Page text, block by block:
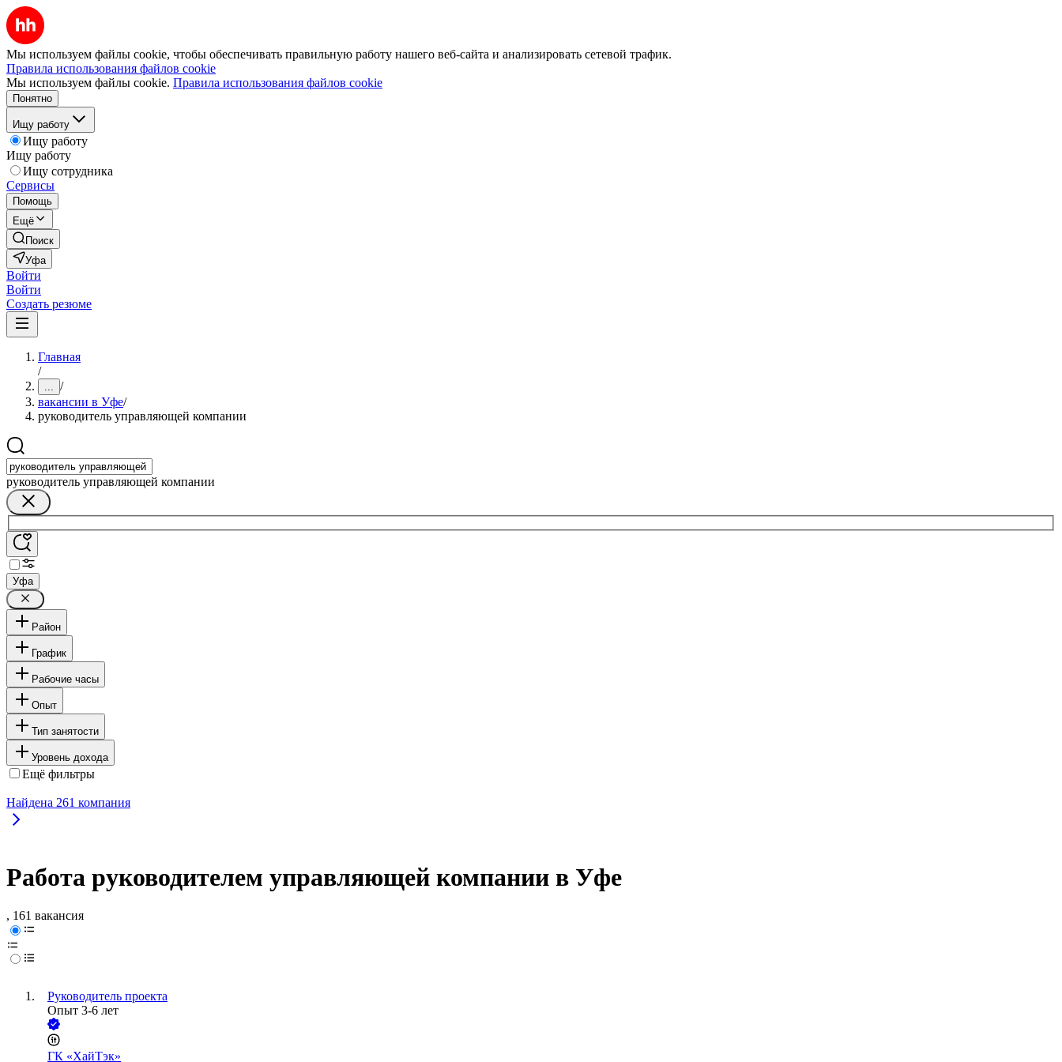
Мы используем файлы cookie, чтобы обеспечивать правильную работу нашего веб-сайта и анализировать сетевой трафик.
Правила использования файлов cookie
Мы используем файлы cookie. Правила использования файлов cookie
Понятно
Ищу работу
Ищу работу
Ищу работу
Ищу сотрудника
Сервисы
Помощь
Ещё
Поиск
Уфа
Войти
Войти
Создать резюме
Главная
/
... /
вакансии в Уфе/
руководитель управляющей компании
руководитель управляющей компании
Уфа
Район
График
Рабочие часы
Опыт
Тип занятости
Уровень дохода
Ещё фильтры
Найдена 261 компания
Работа руководителем управляющей компании в Уфе
, 161 вакансия
Руководитель проекта
Опыт 3-6 лет
ГК «ХайТэк»